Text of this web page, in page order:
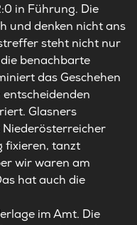
in Führung. Die
und denken nicht ans
steht nicht nur
benachbarte
das Geschehen
Glasners
fixieren, tanzt
wir waren am
hat auch die
im Amt. Die